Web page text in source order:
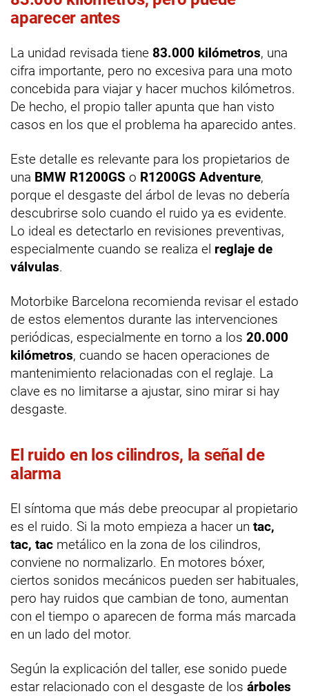
aparecer antes
La unidad revisada tiene 83.000 kilómetros, una
cifra importante, pero no excesiva para una moto
concebida para viajar y hacer muchos kilómetros.
De hecho, el propio taller apunta que han visto
casos en los que el problema ha aparecido antes.
Este detalle es relevante para los propietarios de
una BMW R1200GS o R1200GS Adventure,
porque el desgaste del árbol de levas no debería
descubrirse solo cuando el ruido ya es evidente.
Lo ideal es detectarlo en revisiones preventivas,
especialmente cuando se realiza el reglaje de
válvulas.
Motorbike Barcelona recomienda revisar el estado
de estos elementos durante las intervenciones
periódicas, especialmente en torno a los 20.000
kilómetros, cuando se hacen operaciones de
mantenimiento relacionadas con el reglaje. La
clave es no limitarse a ajustar, sino mirar si hay
desgaste.
El ruido en los cilindros, la señal de
alarma
El síntoma que más debe preocupar al propietario
es el ruido. Si la moto empieza a hacer un tac,
tac, tac metálico en la zona de los cilindros,
conviene no normalizarlo. En motores bóxer,
ciertos sonidos mecánicos pueden ser habituales,
pero hay ruidos que cambian de tono, aumentan
con el tiempo o aparecen de forma más marcada
en un lado del motor.
Según la explicación del taller, ese sonido puede
estar relacionado con el desgaste de los árboles